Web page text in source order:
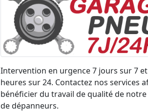
Intervention en urgence 7 jours sur 7
heures sur 24. Contactez nos services
bénéficier du travail de qualité de
de dépanneurs.